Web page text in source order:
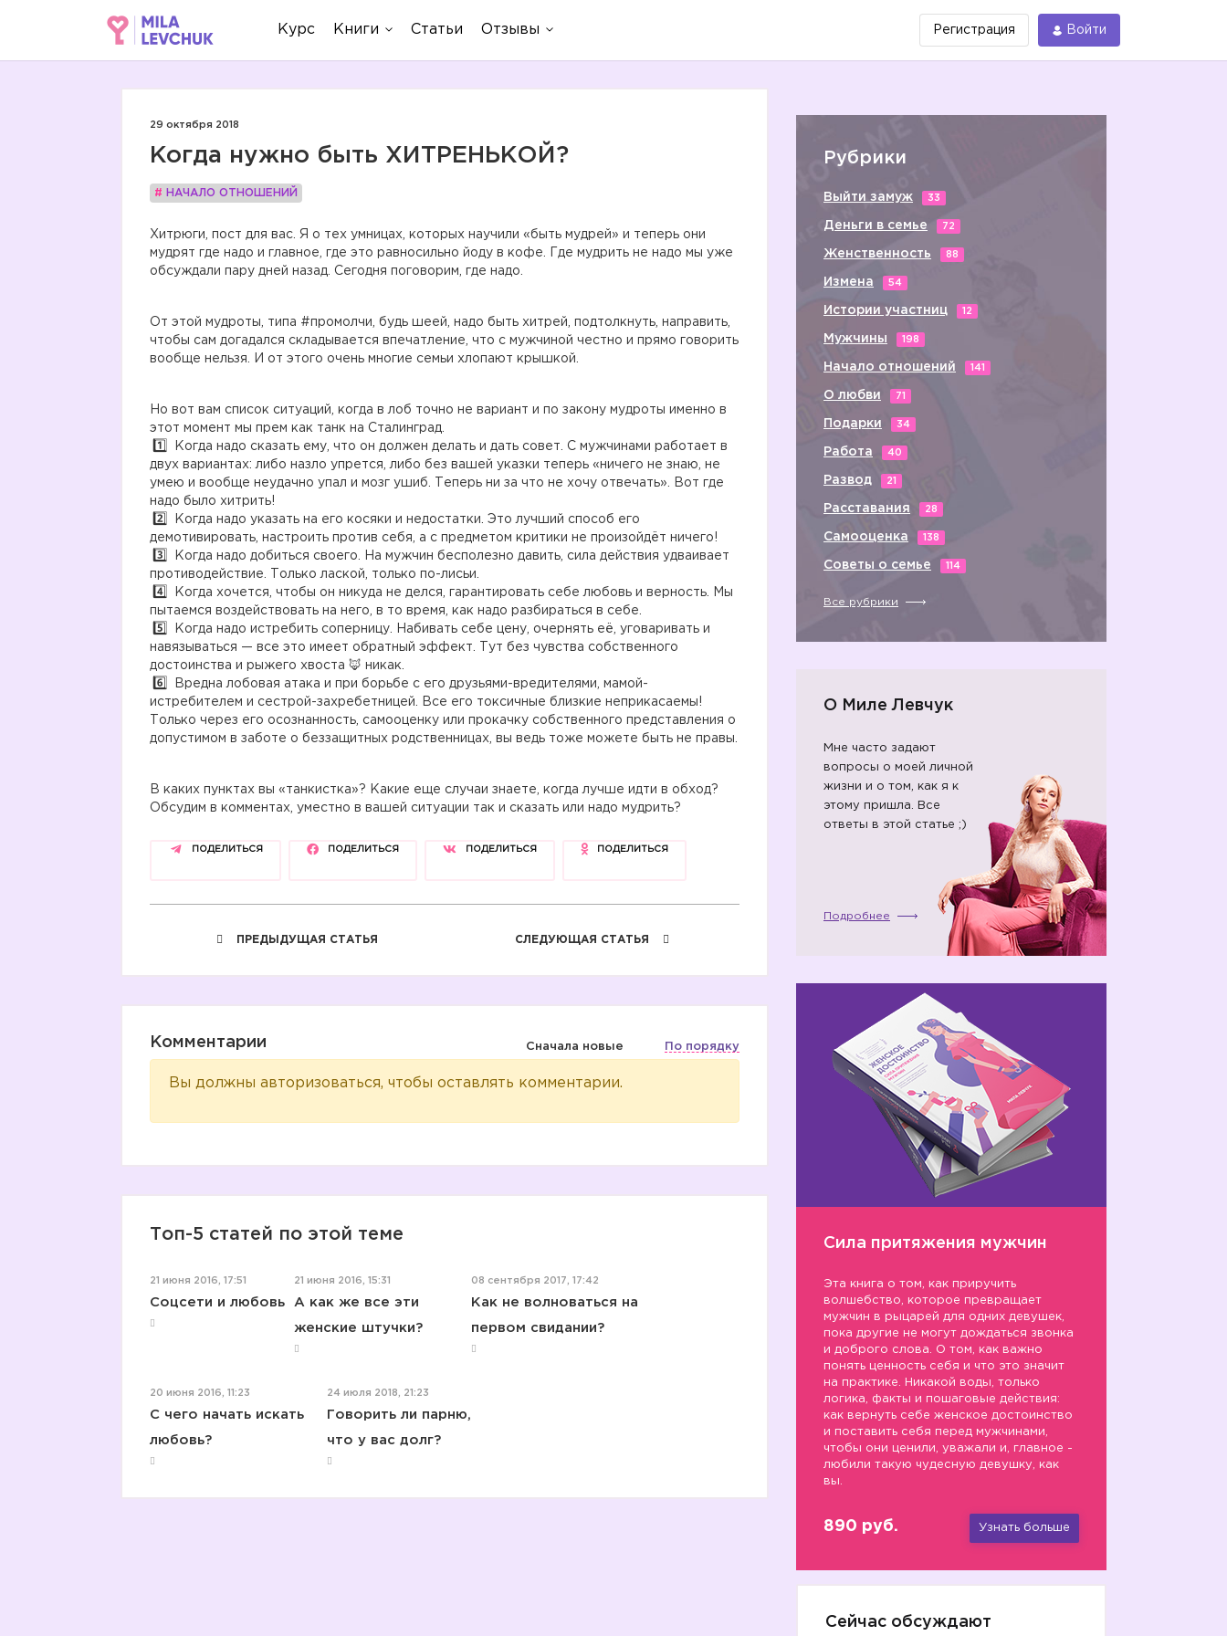
Курс Книги Статьи Отзывы Регистрация Войти
29 октября 2018
Когда нужно быть ХИТРЕНЬКОЙ?
# НАЧАЛО ОТНОШЕНИЙ
Хитрюги, пост для вас. Я о тех умницах, которых научили «быть мудрей» и теперь они
мудрят где надо и главное, где это равносильно йоду в кофе. Где мудрить не надо мы уже
обсуждали пару дней назад. Сегодня поговорим, где надо.
От этой мудроты, типа #промолчи, будь шеей, надо быть хитрей, подтолкнуть, направить,
чтобы сам догадался складывается впечатление, что с мужчиной честно и прямо говорить
вообще нельзя. И от этого очень многие семьи хлопают крышкой.
Но вот вам список ситуаций, когда в лоб точно не вариант и по закону мудроты именно в
этот момент мы прем как танк на Сталинград.
Когда надо сказать ему, что он должен делать и дать совет. С мужчинами работает в
двух вариантах: либо назло упрется, либо без вашей указки теперь «ничего не знаю, не
умею и вообще неудачно упал и мозг ушиб. Теперь ни за что не хочу отвечать». Вот где
надо было хитрить!
Когда надо указать на его косяки и недостатки. Это лучший способ его
демотивировать, настроить против себя, а с предметом критики не произойдёт ничего!
Когда надо добиться своего. На мужчин бесполезно давить, сила действия удваивает
противодействие. Только лаской, только по-лисьи.
Когда хочется, чтобы он никуда не делся, гарантировать себе любовь и верность. Мы
пытаемся воздействовать на него, в то время, как надо разбираться в себе.
Когда надо истребить соперницу. Набивать себе цену, очернять её, уговаривать и
навязываться — все это имеет обратный эффект. Тут без чувства собственного
достоинства и рыжего хвоста 🦊 никак.
Вредна лобовая атака и при борьбе с его друзьями-вредителями, мамой-
истребителем и сестрой-захребетницей. Все его токсичные близкие неприкасаемы!
Только через его осознанность, самооценку или прокачку собственного представления о
допустимом в заботе о беззащитных родственницах, вы ведь тоже можете быть не правы.
В каких пунктах вы «танкистка»? Какие еще случаи знаете, когда лучше идти в обход?
Обсудим в комментах, уместно в вашей ситуации так и сказать или надо мудрить?
ПОДЕЛИТЬСЯ ПОДЕЛИТЬСЯ ПОДЕЛИТЬСЯ ПОДЕЛИТЬСЯ
ПРЕДЫДУЩАЯ СТАТЬЯ СЛЕДУЮЩАЯ СТАТЬЯ
Комментарии Сначала новые По порядку
Вы должны авторизоваться, чтобы оставлять комментарии.
Топ-5 статей по этой теме
21 июня 2016, 17:51
Соцсети и любовь
21 июня 2016, 15:31
А как же все эти
женские штучки?
08 сентября 2017, 17:42
Как не волноваться на
первом свидании?
20 июня 2016, 11:23
C чего начать искать
любовь?
24 июля 2018, 21:23
Говорить ли парню,
что у вас долг?
Рубрики
Выйти замуж 33
Деньги в семье 72
Женственность 88
Измена 54
Истории участниц 12
Мужчины 198
Начало отношений 141
О любви 71
Подарки 34
Работа 40
Развод 21
Расставания 28
Самооценка 138
Советы о семье 114
Все рубрики
О Миле Левчук
Мне часто задают
вопросы о моей личной
жизни и о том, как я к
этому пришла. Все
ответы в этой статье ;)
Подробнее
Сила притяжения мужчин
Эта книга о том, как приручить
волшебство, которое превращает
мужчин в рыцарей для одних девушек,
пока другие не могут дождаться звонка
и доброго слова. О том, как важно
понять ценность себя и что это значит
на практике. Никакой воды, только
логика, факты и пошаговые действия:
как вернуть себе женское достоинство
и поставить себя перед мужчинами,
чтобы они ценили, уважали и, главное -
любили такую чудесную девушку, как
вы.
890 руб. Узнать больше
Сейчас обсуждают